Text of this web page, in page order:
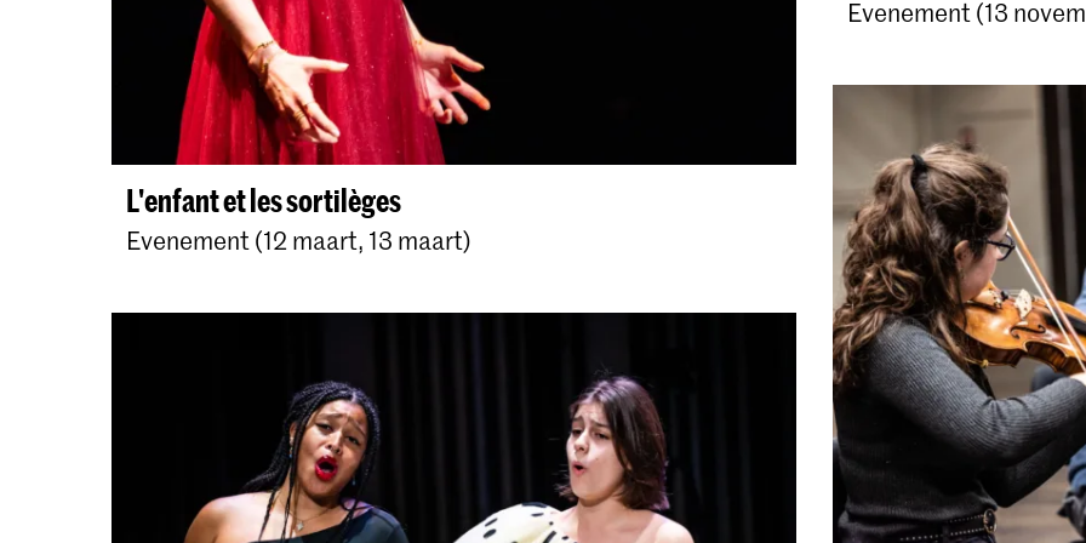
L'enfant et les sortilèges
Evenement (12 maart, 13 maart)
Evenement (13